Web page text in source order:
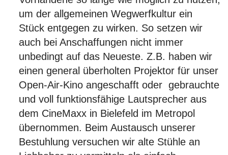
um der allgemeinen Wegwerfkultur ein
Stück entgegen zu wirken. So setzen wir
auch bei Anschaffungen nicht immer
unbedingt auf das Neueste. Z.B. haben wir
einen general überholten Projektor für unser
Open-Air-Kino angeschafft oder gebrauchte
und voll funktionsfähige Lautsprecher aus
dem CineMaxx in Bielefeld im Metropol
übernommen. Beim Austausch unserer
Bestuhlung versuchen wir alte Stühle an